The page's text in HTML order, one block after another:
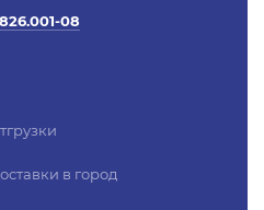
08
в город